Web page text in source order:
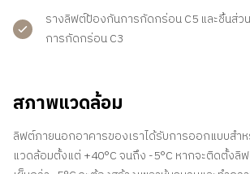
รางลิฟต์ป้องกันการกัดกร่อน C5 และชิ้นส่ว
การกัดกร่อน C3
สภาพแวดล้อม
ลิฟต์ภายนอกอาคารของเราได้รับการออกแบบสํ
แวดล้อมตั้งแต่ +40°C จนถึง -5°C หากจะติดตั้งลิ